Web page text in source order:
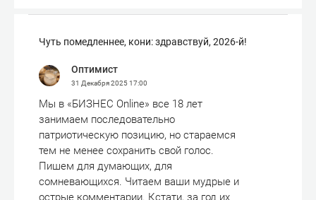
Чуть помедленнее, кони: здравствуй, 2026-й!
Оптимист
31 Декабря 202517:00
Мы в «БИЗНЕС Online» все 18 лет
занимаем последовательно
патриотическую позицию, но стараемся
тем не менее сохранить свой голос.
Пишем для думающих, для
сомневающихся. Читаем ваши мудрые и
острые комментарии. Кстати, за год их